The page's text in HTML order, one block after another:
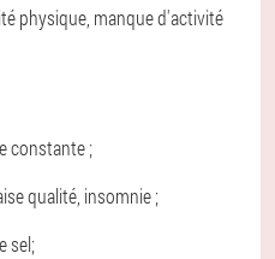
physique, manque d'activité
constante ;
qualité, insomnie ;
sel;